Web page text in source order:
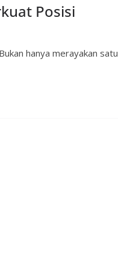
Posisi
hanya merayakan satu